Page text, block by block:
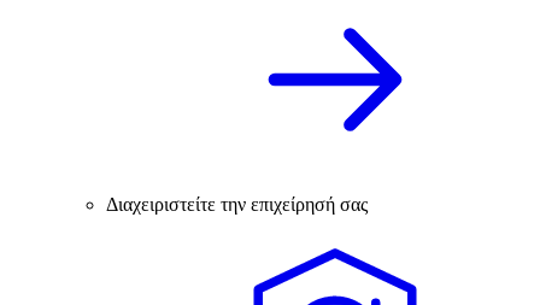
Διαχειριστείτε την επιχείρησή σας